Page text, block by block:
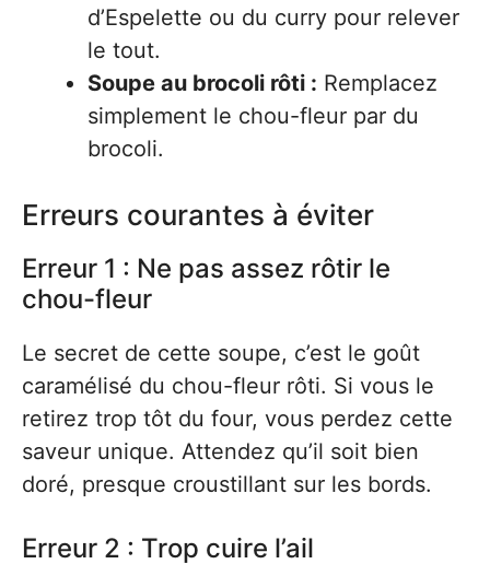
d’Espelette ou du curry pour relever
le tout.
Soupe au brocoli rôti : Remplacez
simplement le chou-fleur par du
brocoli.
Erreurs courantes à éviter
Erreur 1 : Ne pas assez rôtir le
chou-fleur
Le secret de cette soupe, c’est le goût
caramélisé du chou-fleur rôti. Si vous le
retirez trop tôt du four, vous perdez cette
saveur unique. Attendez qu’il soit bien
doré, presque croustillant sur les bords.
Erreur 2 : Trop cuire l’ail